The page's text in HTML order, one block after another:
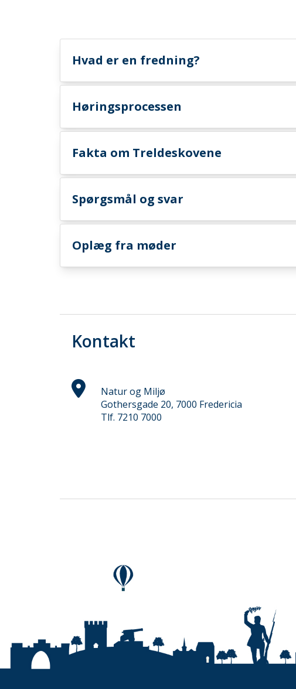
Hvad er en fredning?
Høringsprocessen
Fakta om Treldeskovene
Spørgsmål og svar
Oplæg fra møder
Kontakt
Natur og Miljø
Gothersgade 20, 7000 Fredericia
Tlf. 7210 7000